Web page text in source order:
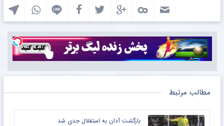
مطالب مرتبط
بازگشت آدان به استقلال جدی شد